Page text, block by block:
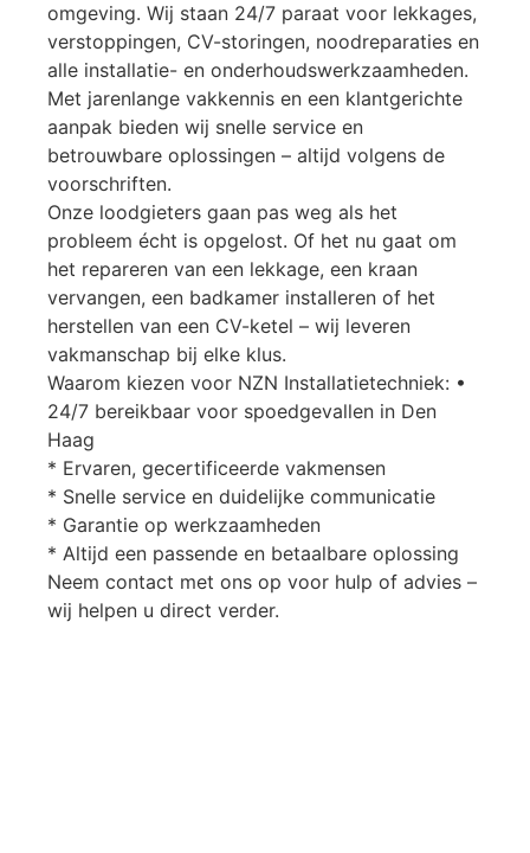
omgeving. Wij staan 24/7 paraat voor lekkages,
verstoppingen, CV-storingen, noodreparaties en
alle installatie- en onderhoudswerkzaamheden.
Met jarenlange vakkennis en een klantgerichte
aanpak bieden wij snelle service en
betrouwbare oplossingen – altijd volgens de
voorschriften.
Onze loodgieters gaan pas weg als het
probleem écht is opgelost. Of het nu gaat om
het repareren van een lekkage, een kraan
vervangen, een badkamer installeren of het
herstellen van een CV-ketel – wij leveren
vakmanschap bij elke klus.
Waarom kiezen voor NZN Installatietechniek: •
24/7 bereikbaar voor spoedgevallen in Den
Haag
* Ervaren, gecertificeerde vakmensen
* Snelle service en duidelijke communicatie
* Garantie op werkzaamheden
* Altijd een passende en betaalbare oplossing
Neem contact met ons op voor hulp of advies –
wij helpen u direct verder.